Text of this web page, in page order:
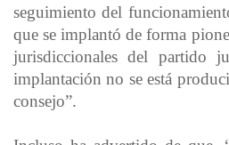
seguimiento del
que se implantó de forma
jurisdiccionales del partido
implantación no se está
consejo”.